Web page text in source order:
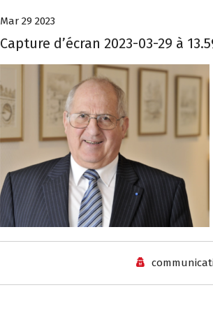
Mar 29 2023
Capture d’écran 2023-03-29 à